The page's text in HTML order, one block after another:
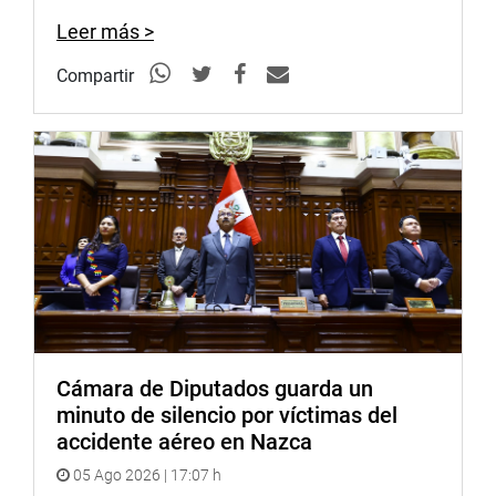
En consecuencia, se señala en el informe, que los
decretos supremos en cuestión han observado los
requisitos sustanciales para su emisión y con los
necesidad.
Juárez Gallegos hizo hincapié en el hecho de que el Poder
Ejecutivo entregó, a destiempo uno de los informes,
aunque no significará su nulidad, pero hizo un llamado de
atención para que no se vuelva a suceder.
La titular del grupo de trabajo, Carmen Patricia Juárez
Gallegos (FP) dio cuenta también de la relación de los 24
actos normativos de la presidenta de la República para la
emisión del informe correspondiente.
TRATADOS INTERNACIONALES EJECUTIVOS
De la misma forma, aprobó los informes sobre los
tratados internacionales ejecutivos, referidos a la
Leer más >
Compartir
Cámara de Diputados guarda un
minuto de silencio por víctimas del
accidente aéreo en Nazca
05 Ago 2026 | 17:07 h